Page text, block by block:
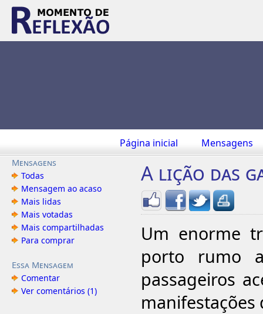
Página inicial Mensagens
Mensagens
Todas
Mensagem ao acaso
Mais lidas
Mais votadas
Mais compartilhadas
Para comprar
Essa Mensagem
Comentar
Ver comentários (1)
A lição das
Um enorme
porto rumo
passageiros
manifestações